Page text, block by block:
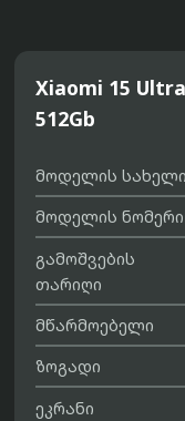
Xiaomi 15
512Gb
მოდელის სახელი
მოდელის ნომერი
გამოშვების
თარიღი
მწარმოებელი
ზოგადი
ეკრანი